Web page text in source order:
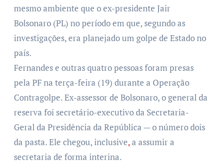
mesmo ambiente que o ex-presidente Jair
Bolsonaro (PL) no período em que, segundo as
investigações, era planejado um golpe de Estado no
país.
Fernandes e outras quatro pessoas foram presas
pela PF na terça-feira (19) durante a Operação
Contragolpe. Ex-assessor de Bolsonaro, o general da
reserva foi secretário-executivo da Secretaria-
Geral da Presidência da República — o número dois
da pasta. Ele chegou, inclusive,a assumir a
secretaria de forma interina.